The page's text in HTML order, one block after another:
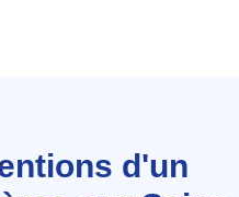
d'un